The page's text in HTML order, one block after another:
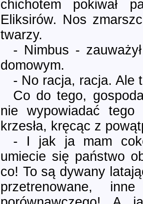
chichotem pokiwał
Eliksirów. Nos
twarzy.
- Nimbus -
domowym.
- No racja, racja. Ale
Co do tego,
nie wypowiadać tego
krzesła, kręcąc z
- I jak ja mam
umiecie się państwo
co! To są dywany
przetrenowane,